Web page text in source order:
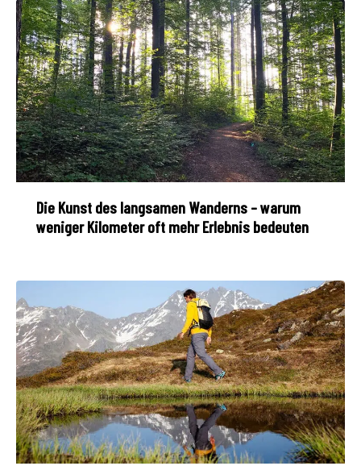
Die Kunst des langsamen Wanderns – warum
weniger Kilometer oft mehr Erlebnis bedeuten